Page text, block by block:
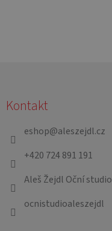
Kontakt
eshop@aleszejdl.cz
+420 724 891 191
Aleš Žejdl Oční studio
ocnistudioaleszejdl